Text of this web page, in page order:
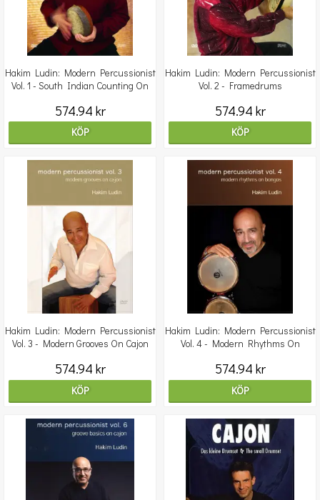
Hakim Ludin: Modern Percussionist
Vol. 1 - South Indian Counting On
574.94 kr
KÖP
Hakim Ludin: Modern Percussionist
Vol. 2 - Framedrums
574.94 kr
KÖP
Hakim Ludin: Modern Percussionist
Vol. 3 - Modern Grooves On Cajon
574.94 kr
KÖP
Hakim Ludin: Modern Percussionist
Vol. 4 - Modern Rhythms On
574.94 kr
KÖP